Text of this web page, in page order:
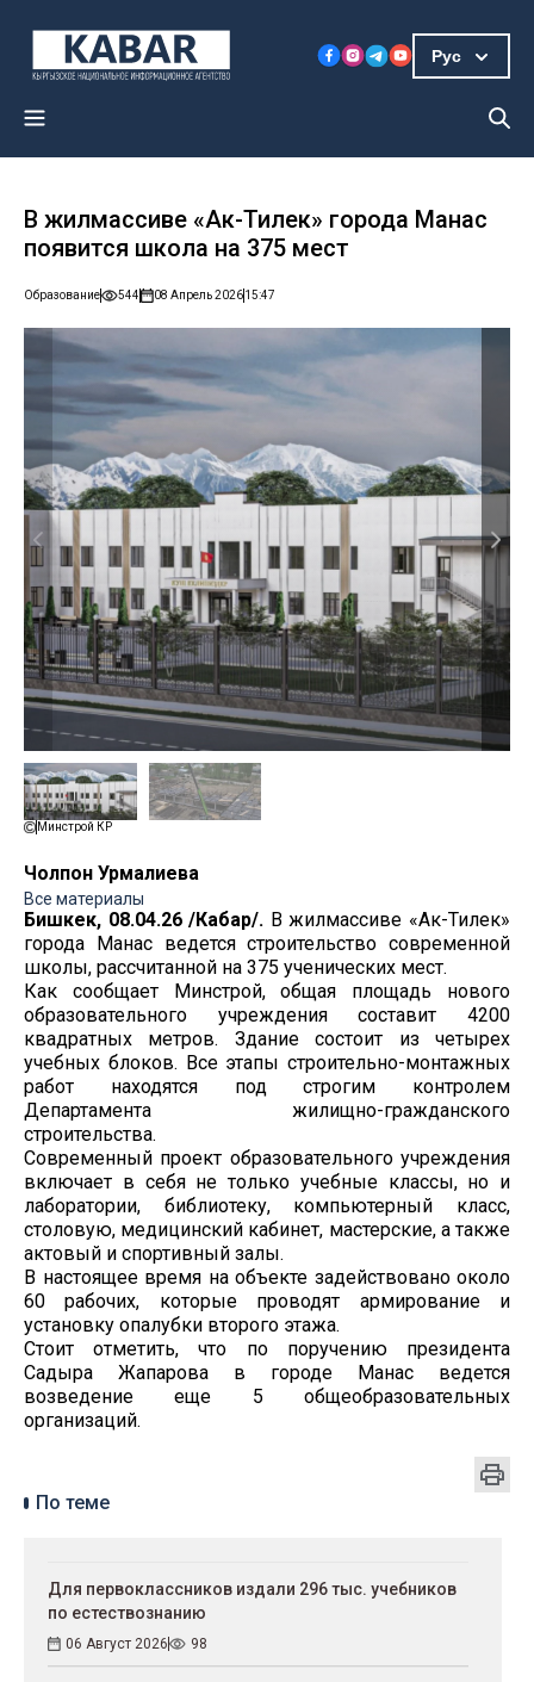
Рус
В жилмассиве «Ак-Тилек» города Манас
появится школа на 375 мест
Образование 544 08 Апрель 202615:47
Минстрой КР
Чолпон Урмалиева
Все материалы
Бишкек, 08.04.26 /Кабар/. В жилмассиве «Ак-Тилек»
города Манас ведется строительство современной
школы, рассчитанной на 375 ученических мест.
Как сообщает Минстрой, общая площадь нового
образовательного учреждения составит 4200
квадратных метров. Здание состоит из четырех
учебных блоков. Все этапы строительно-монтажных
работ находятся под строгим контролем
Департамента жилищно-гражданского
строительства.
Современный проект образовательного учреждения
включает в себя не только учебные классы, но и
лаборатории, библиотеку, компьютерный класс,
столовую, медицинский кабинет, мастерские, а также
актовый и спортивный залы.
В настоящее время на объекте задействовано около
60 рабочих, которые проводят армирование и
установку опалубки второго этажа.
Стоит отметить, что по поручению президента
Садыра Жапарова в городе Манас ведется
возведение еще 5 общеобразовательных
организаций.
По теме
Для первоклассников издали 296 тыс. учебников
по естествознанию
06 Август 2026 98